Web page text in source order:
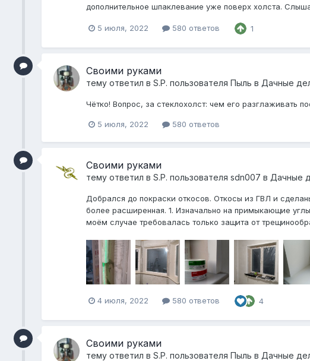
дополнительное шпаклевание уже поверх холста.
5 июля, 2022 580 ответов 1
Своими руками
тему ответил в S.P. пользователя Пыль в Дачные
Чëтко! Вопрос, за стеклохолст: чем его разглаживать
5 июля, 2022 580 ответов
Своими руками
тему ответил в S.P. пользователя sdn007 в Дачные
Добрался до покраски откосов. Откосы из ГВЛ и
более расширенная. 1. Изначально на примыкающие
моём случае требовалась только защита от
4 июля, 2022 580 ответов 4
Своими руками
тему ответил в S.P. пользователя Пыль в Дачные